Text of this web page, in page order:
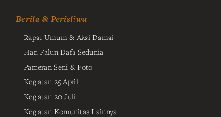
Berita & Peristiwa
Rapat Umum & Aksi Damai
Hari Falun Dafa Sedunia
Pameran Seni & Foto
Kegiatan 25 April
Kegiatan 20 Juli
Kegiatan Komunitas Lainnya